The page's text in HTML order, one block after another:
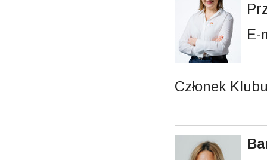
E-
Członek